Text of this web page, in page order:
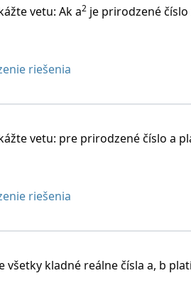
vetu: Ak a2 je prirodzené
riešenia
vetu: pre prirodzené číslo a
riešenia
všetky kladné reálne čísla a, b